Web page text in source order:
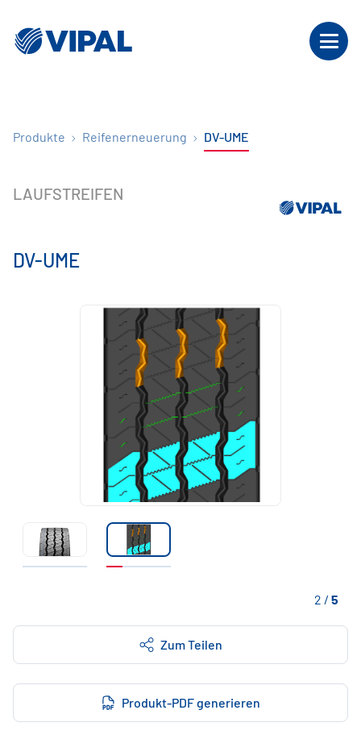
Produkte Reifenerneuerung DV-UME
LAUFSTREIFEN
DV-UME
2 / 5
Zum Teilen
Produkt-PDF generieren